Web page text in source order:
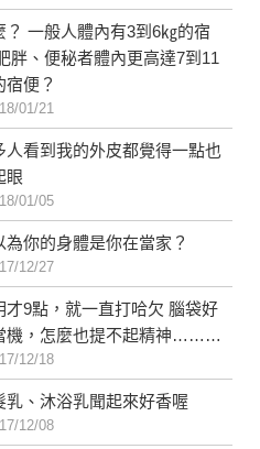
？ 一般人體內有3到6㎏的宿
胖、便秘者體內更高達7到11
宿便？
01/21
人看到我的外皮都覺得一點也
眼
01/05
為你的身體是你在當家？
12/27
才9點，就一直打哈欠 腦袋好
機，怎麼也提不起精神………
12/18
乳、沐浴乳聞起來好香喔
12/08